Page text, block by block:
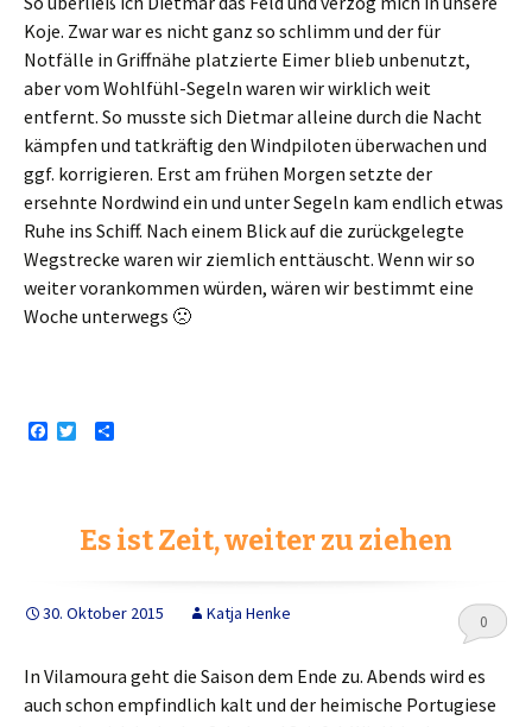
Koje. Zwar war es nicht ganz so schlimm und der für
Notfälle in Griffnähe platzierte Eimer blieb unbenutzt,
aber vom Wohlfühl-Segeln waren wir wirklich weit
entfernt. So musste sich Dietmar alleine durch die Nacht
kämpfen und tatkräftig den Windpiloten überwachen und
ggf. korrigieren. Erst am frühen Morgen setzte der
ersehnte Nordwind ein und unter Segeln kam endlich etwas
Ruhe ins Schiff. Nach einem Blick auf die zurückgelegte
Wegstrecke waren wir ziemlich enttäuscht. Wenn wir so
weiter vorankommen würden, wären wir bestimmt eine
Woche unterwegs 🙁
e
r
n
Es ist Zeit, weiter zu ziehen
30. Oktober 2015 Katja Henke 0
In Vilamoura geht die Saison dem Ende zu. Abends wird es
auch schon empfindlich kalt und der heimische Portugiese